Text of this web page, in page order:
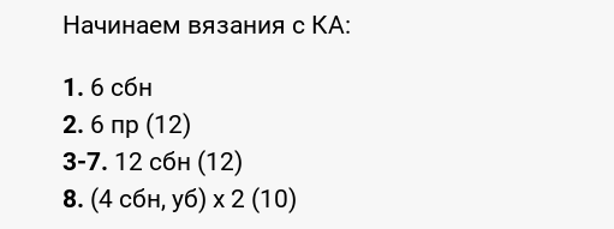
Начинаем вязания с КА:
1. 6 сбн
2. 6 пр (12)
3-7. 12 сбн (12)
8. (4 сбн, уб) x 2 (10)